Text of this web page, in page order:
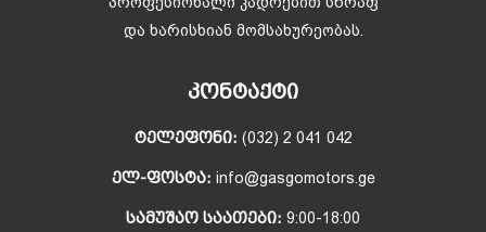
და ხარისხიან მომსახურეობას.
ᲙᲝᲜᲢᲐᲥᲢᲘ
ᲢᲔᲚᲔᲤᲝᲜᲘ: (032) 2 041 042
ᲔᲚ-ᲤᲝᲡᲢᲐ: info@gasgomotors.ge
ᲡᲐᲛᲣᲨᲐᲝ ᲡᲐᲐᲗᲔᲑᲘ: 9:00-18:00